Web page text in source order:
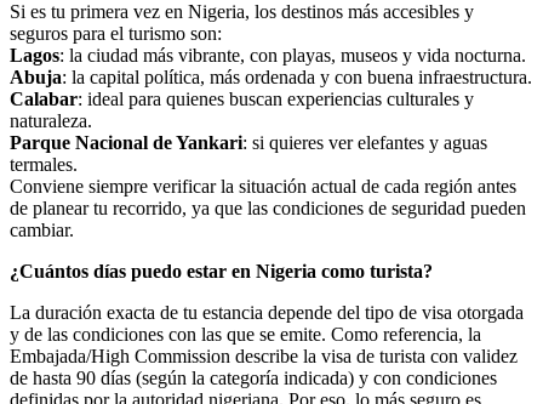
Si es tu primera vez en Nigeria, los destinos más accesibles y
seguros para el turismo son:
Lagos: la ciudad más vibrante, con playas, museos y vida nocturna.
Abuja: la capital política, más ordenada y con buena infraestructura.
Calabar: ideal para quienes buscan experiencias culturales y
naturaleza.
Parque Nacional de Yankari: si quieres ver elefantes y aguas
termales.
Conviene siempre verificar la situación actual de cada región antes
de planear tu recorrido, ya que las condiciones de seguridad pueden
cambiar.
¿Cuántos días puedo estar en Nigeria como turista?
La duración exacta de tu estancia depende del tipo de visa otorgada
y de las condiciones con las que se emite. Como referencia, la
Embajada/High Commission describe la visa de turista con validez
de hasta 90 días (según la categoría indicada) y con condiciones